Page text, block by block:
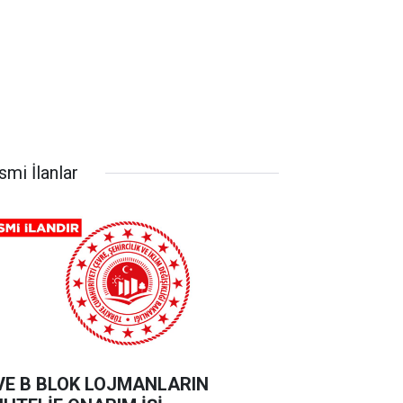
İlanlar
B BLOK LOJMANLARIN